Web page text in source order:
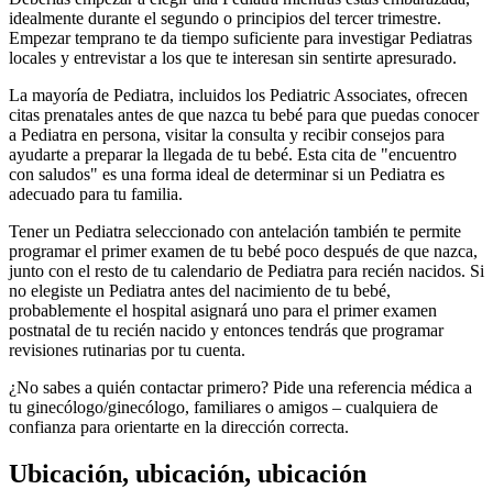
idealmente durante el segundo o principios del tercer trimestre.
Empezar temprano te da tiempo suficiente para investigar Pediatras
locales y entrevistar a los que te interesan sin sentirte apresurado.
La mayoría de Pediatra, incluidos los Pediatric Associates, ofrecen
citas prenatales antes de que nazca tu bebé para que puedas conocer
a Pediatra en persona, visitar la consulta y recibir consejos para
ayudarte a preparar la llegada de tu bebé. Esta cita de "encuentro
con saludos" es una forma ideal de determinar si un Pediatra es
adecuado para tu familia.
Tener un Pediatra seleccionado con antelación también te permite
programar el primer examen de tu bebé poco después de que nazca,
junto con el resto de tu calendario de Pediatra para recién nacidos. Si
no elegiste un Pediatra antes del nacimiento de tu bebé,
probablemente el hospital asignará uno para el primer examen
postnatal de tu recién nacido y entonces tendrás que programar
revisiones rutinarias por tu cuenta.
¿No sabes a quién contactar primero? Pide una referencia médica a
tu ginecólogo/ginecólogo, familiares o amigos – cualquiera de
confianza para orientarte en la dirección correcta.
Ubicación, ubicación, ubicación